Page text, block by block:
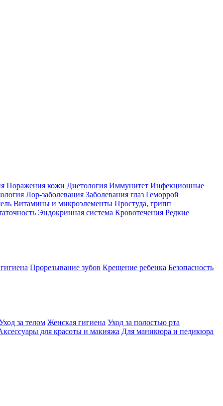
Поражения кожи Диетология Иммунитет Инфекционные
Лор-заболевания Заболевания глаз Геморрой
Витамины и микроэлементы Простуда, грипп
Эндокринная система Кровотечения Редкие
Прорезывание зубов Крещение ребенка Безопасность
за телом Женская гигиена Уход за полостью рта
для красоты и макияжа Для маникюра и педикюра